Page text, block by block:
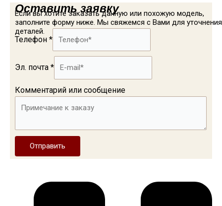
Оставить заявку
Если вы хотите заказать данную или похожую модель,
заполните форму ниже. Мы свяжемся с Вами для уточнения
деталей.
Телефон *
Эл. почта *
Комментарий или сообщение
Отправить